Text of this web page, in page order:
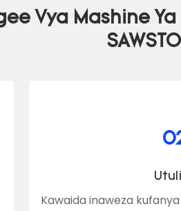
Vya Mashine
Kawaida inaweza